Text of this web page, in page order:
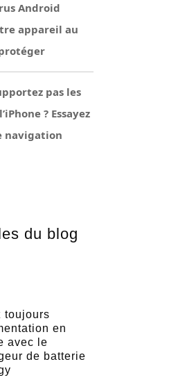
Android
appareil au
pas les
? Essayez
navigation
du blog
toujours
en
avec le
de batterie